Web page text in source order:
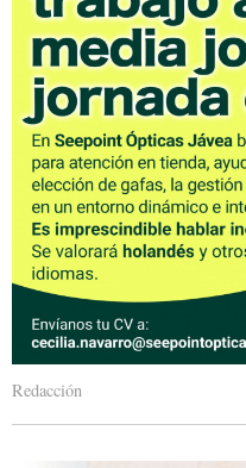
Redacción